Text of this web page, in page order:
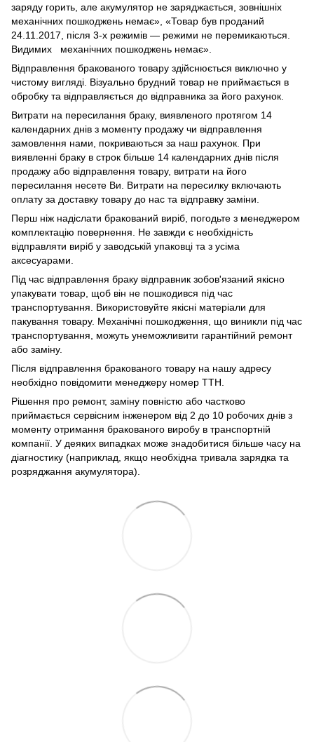
заряду горить, але акумулятор не заряджається, зовнішніх
механічних пошкоджень немає», «Товар був проданий
24.11.2017, після 3-х режимів — режими не перемикаються.
Видимих механічних пошкоджень немає».
Відправлення бракованого товару здійснюється виключно у
чистому вигляді. Візуально брудний товар не приймається в
обробку та відправляється до відправника за його рахунок.
Витрати на пересилання браку, виявленого протягом 14
календарних днів з моменту продажу чи відправлення
замовлення нами, покриваються за наш рахунок. При
виявленні браку в строк більше 14 календарних днів після
продажу або відправлення товару, витрати на його
пересилання несете Ви. Витрати на пересилку включають
оплату за доставку товару до нас та відправку заміни.
Перш ніж надіслати бракований виріб, погодьте з менеджером
комплектацію повернення. Не завжди є необхідність
відправляти виріб у заводській упаковці та з усіма
аксесуарами.
Під час відправлення браку відправник зобов'язаний якісно
упакувати товар, щоб він не пошкодився під час
транспортування. Використовуйте якісні матеріали для
пакування товару. Механічні пошкодження, що виникли під час
транспортування, можуть унеможливити гарантійний ремонт
або заміну.
Після відправлення бракованого товару на нашу адресу
необхідно повідомити менеджеру номер ТТН.
Рішення про ремонт, заміну повністю або частково
приймається сервісним інженером від 2 до 10 робочих днів з
моменту отримання бракованого виробу в транспортній
компанії. У деяких випадках може знадобитися більше часу на
діагностику (наприклад, якщо необхідна тривала зарядка та
розряджання акумулятора).